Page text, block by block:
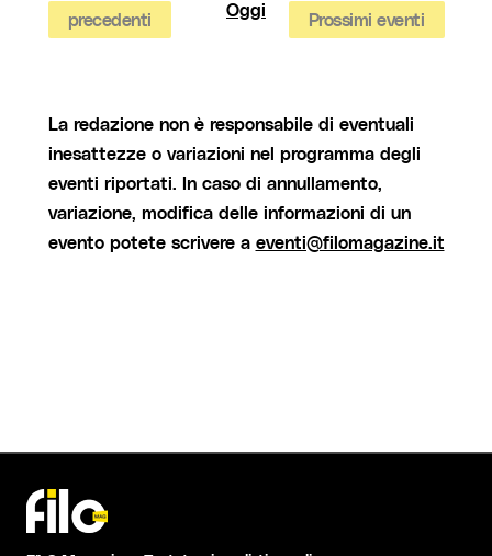
data.Eventi
precedenti Oggi Prossimi eventi
La redazione non è responsabile di eventuali
inesattezze o variazioni nel programma degli
eventi riportati. In caso di annullamento,
variazione, modifica delle informazioni di un
evento potete scrivere a eventi@filomagazine.it